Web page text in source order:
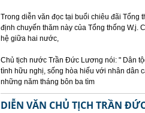
Trong diễn văn đọc tại buổi chiêu đãi Tổng
định chuyến thăm này của Tổng thống W.j.
hệ giữa hai nước,
Chủ tịch nước Trần Đức Lương nói: " Dân
tình hữu nghị, sống hòa hiếu với nhân dân
những năm tháng bôn ba tìm
DIỄN VĂN CHỦ TỊCH TRẦN